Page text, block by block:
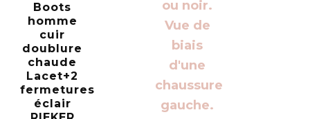
Boots
homme
cuir
doublure
chaude
Lacet+2
fermetures
éclair